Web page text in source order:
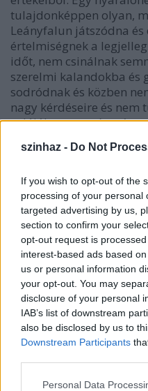
szinhaz - Do Not
If you wish to opt-out of the
processing of your personal
targeted advertising by us,
section to confirm your
opt-out request is
interest-based ads based
us or personal information
your opt-out. You may
disclosure of your personal
IAB’s list of downstream
also be disclosed by us to
Downstream Participants
Please note that this
Personal Data
tulajdonképpen olyan,
Leányfalun játszódna
értelmiségnek a
időt, nem csinálnak
szerelmi kalandokba és
sodródnak és közben
nagy kérdéseire és
valójában az egész
értelmiség
valóban nem a Big
D.K.: - Csaknem 100
Igen. Nem változott
értelmiség ugyanúgy
egymással, sem
Marton László: -
rengeteg kérdés van,
Magyarországon
értelmetlen egymásra
vannak. Az életünk
értelemben valamilyen
a korra, amikor ő írta.